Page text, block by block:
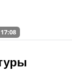
17:08